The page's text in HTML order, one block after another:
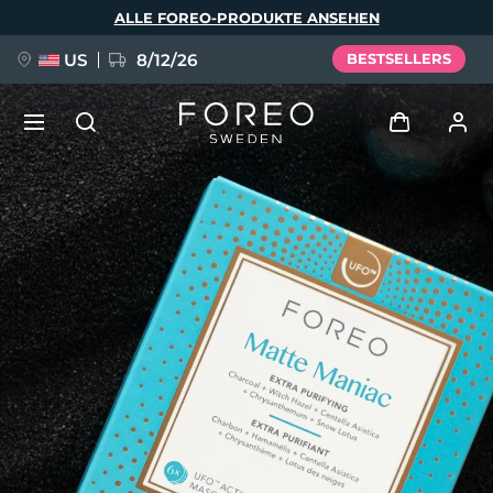
ALLE FOREO-PRODUKTE ANSEHEN
US 8/12/26 BESTSELLERS
Benutzerkonto
Meine Geräte
Meine Bestellungen
Meine Adressen
Meine Abonnements
NEU
FAQ™ Pure Beauty-Tech Elixir
BREAKING NEWS
issa™ Teeth Whitening Set
Sprache
English Deutsch
Español
Français
Italiano
Português
Polski
Svenska
Русский
Türkçe
简体中文 繁體中文